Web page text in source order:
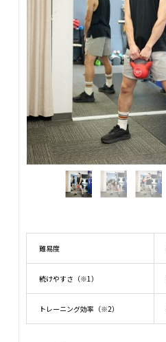
難易度
続けやすさ（※1）
トレーニング効率（※2）